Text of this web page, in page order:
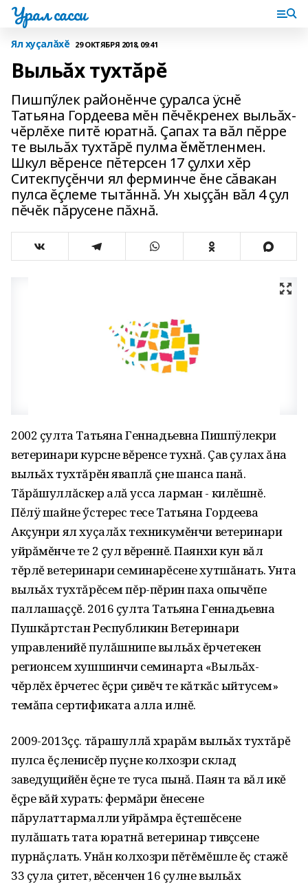
Урал сасси
Ял хуçалăхĕ 29 ОКТЯБРЯ 2018, 09:41
Выльăх тухтăрĕ
Пишпӳлек районĕнче çуралса ÿснĕ
Татьяна Гордеева мĕн пĕчĕкренех выльăх-
чĕрлĕхе питĕ юратнă. Çапах та вăл пĕрре
те выльăх тухтăрĕ пулма ӗмӗтленмен.
Шкул вĕренсе пĕтерсен 17 çулхи хĕр
Cитекпуçĕнчи ял ферминче ĕне сăвакан
пулса ĕçлеме тытăннă. Ун хыççăн вăл 4 çул
пĕчĕк пăрусене пăхнă.
2002 çулта Татьяна Геннадьевна Пишпÿлекри
ветеринари курсне вĕренсе тухнă. Çав çулах ăна
выльăх тухтăрĕн яваплă ӗçне шанса панă.
Тăрăшуллăскер алă усса ларман - килĕшнĕ.
Пĕлÿ шайне ӳстерес тесе Татьяна Гордеева
Акçунри ял хуçалăх техникумĕнчи ветеринари
уйрăмĕнче те 2 çул вĕреннĕ. Паянхи кун вăл
тĕрлĕ ветеринари семинарĕсене хутшăнать. Унта
выльăх тухтăрĕсем пĕр-пĕрин паха опычĕпе
паллашаççĕ. 2016 çулта Татьяна Геннадьевна
Пушкăртстан Республикин Ветеринари
управленийĕ пулăшнипе выльăх ĕрчетекен
регионсем хушшинчи семинарта «Выльăх-
чĕрлĕх ĕрчетес ĕçри çивĕч те кăткăс ыйтусем»
темăпа сертификата алла илнĕ.
2009-2013çç. тăрашуллă хӗрарăм выльăх тухтăрĕ
пулса ĕçленисĕр пуçне колхозри склад
заведущийĕн ĕçне те туса пынă. Паян та вăл икĕ
ĕçре вăй хурать: фермăри ĕнесене
пăрулаттармалли уйрăмра ĕçтешĕсене
пулăшать тата юратнă ветеринар тивӗçӗсене
пурнăçлать. Унăн колхозри пĕтĕмĕшле ĕç стажĕ
33 çула çитет‚ вĕсенчен 16 çулне выльăх